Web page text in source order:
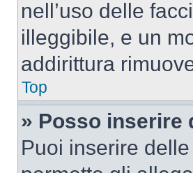
nell’uso delle
illeggibile, e un
addirittura
Top
» Posso inserire
Puoi inserire